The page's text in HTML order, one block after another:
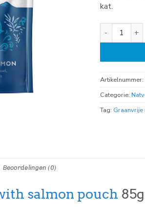
kat.
Canagan
Artikelnummer:
Categorie:
Tag:
Beoordelingen (0)
salmon pouch